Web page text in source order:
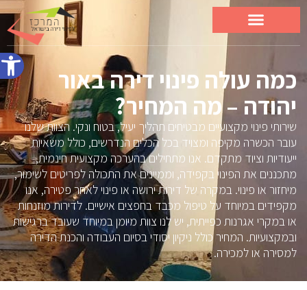
פתח
כמה עולה פינוי דירה באור
יהודה – מה המחיר?
שירותי פינוי מקצועיים מבטיחים תהליך יעיל, בטוח ונקי. הצוות שלנו
עובר הכשרה מקיפה ומצויד בכל הכלים הנדרשים, כולל משאיות
ייעודיות וציוד מתקדם. אנו מתחילים בהערכה מקצועית חינמית,
מתכננים את הפינוי בקפידה, וממיינים את התכולה לפריטים לשימור,
מיחזור או פינוי. במקרה של דירות ירושה או פינוי לאחר פטירה, אנו
מקפידים במיוחד על טיפול מכבד בחפצים אישיים. לדירות מוזנחות
או במקרי אגרנות כפייתית, יש לנו צוות מיומן במיוחד שעובד ברגישות
ובמקצועיות. המחיר כולל ניקיון יסודי בסיום העבודה והכנת הדירה
למסירה או למכירה.